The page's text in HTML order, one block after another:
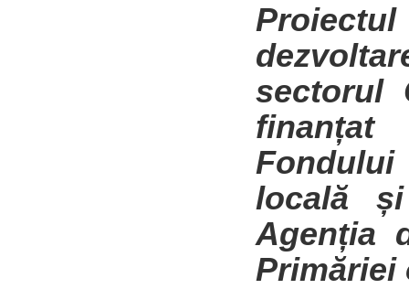
sectorul
finanțat
locală
Agenția
Primăriei